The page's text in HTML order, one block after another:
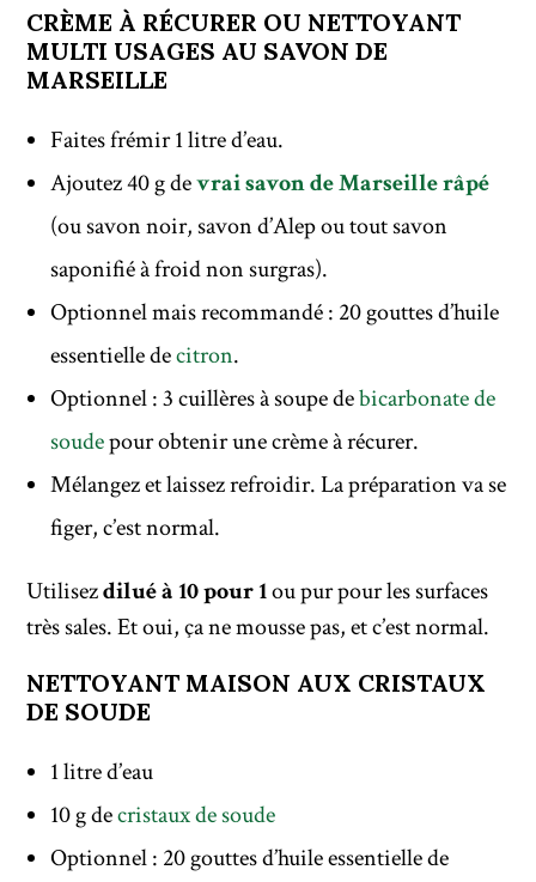
CRÈME À RÉCURER OU NETTOYANT
MULTI USAGES AU SAVON DE
MARSEILLE
Faites frémir 1 litre d’eau.
Ajoutez 40 g devrai savon de Marseille râpé
(ou savon noir, savon d’Alep ou tout savon
saponifié à froid non surgras).
Optionnel mais recommandé : 20 gouttes d’huile
essentielle decitron.
Optionnel : 3 cuillères à soupe debicarbonate de
soudepour obtenir une crème à récurer.
Mélangez et laissez refroidir. La préparation va se
figer, c’est normal.
Utilisezdilué à 10 pour 1ou pur pour les surfaces
très sales. Et oui, ça ne mousse pas, et c’est normal.
NETTOYANT MAISON AUX CRISTAUX
DE SOUDE
1 litre d’eau
10 g decristaux de soude
Optionnel : 20 gouttes d’huile essentielle de